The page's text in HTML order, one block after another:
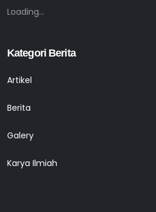
Loading...
Kategori Berita
Artikel
Berita
Galery
Karya Ilmiah